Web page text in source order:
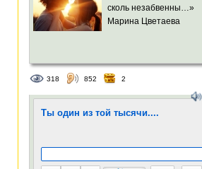
сколь незабвенны…»
Марина Цветаева
318 852 2
Ты один из той тысячи....